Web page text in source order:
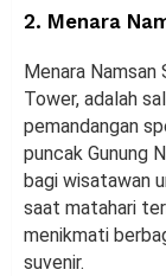
2. Menara
Menara Namsan
Tower, adalah
pemandangan
puncak Gunung
bagi wisatawan
saat matahari
menikmati
suvenir.